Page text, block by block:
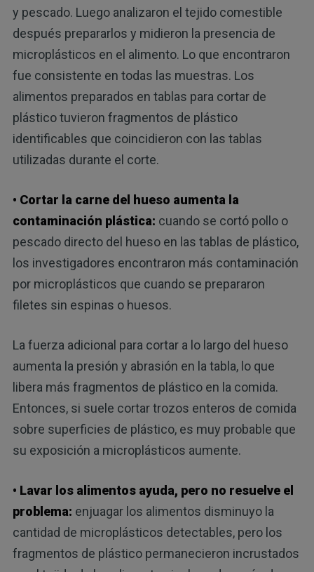
y pescado. Luego analizaron el tejido comestible
después prepararlos y midieron la presencia de
microplásticos en el alimento. Lo que encontraron
fue consistente en todas las muestras. Los
alimentos preparados en tablas para cortar de
plástico tuvieron fragmentos de plástico
identificables que coincidieron con las tablas
utilizadas durante el corte.
• Cortar la carne del hueso aumenta la
contaminación plástica: cuando se cortó pollo o
pescado directo del hueso en las tablas de plástico,
los investigadores encontraron más contaminación
por microplásticos que cuando se prepararon
filetes sin espinas o huesos.
La fuerza adicional para cortar a lo largo del hueso
aumenta la presión y abrasión en la tabla, lo que
libera más fragmentos de plástico en la comida.
Entonces, si suele cortar trozos enteros de comida
sobre superficies de plástico, es muy probable que
su exposición a microplásticos aumente.
• Lavar los alimentos ayuda, pero no resuelve el
problema: enjuagar los alimentos disminuyo la
cantidad de microplásticos detectables, pero los
fragmentos de plástico permanecieron incrustados